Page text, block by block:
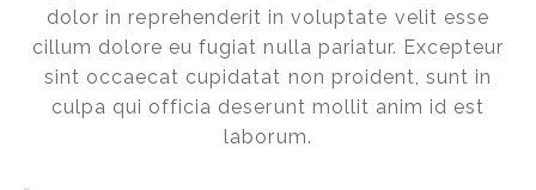
dolor in reprehenderit in voluptate velit esse
cillum dolore eu fugiat nulla pariatur. Excepteur
sint occaecat cupidatat non proident, sunt in
culpa qui officia deserunt mollit anim id est
laborum.